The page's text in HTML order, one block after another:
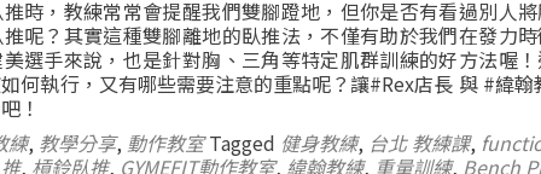
時，教練常常會提醒我們雙腳蹬地，但你是否有看過別人
呢？其實這種雙腳離地的臥推法，不僅有助於我們在發力
選手來說，也是針對胸、三角等特定肌群訓練的好方法喔
何執行，又有哪些需要注意的重點呢？讓#Rex店長 與 #緯翰
！
練, 教學分享, 動作教室 Tagged 健身教練, 台北 教練課,
, 槓鈴臥推, GYMEFIT動作教室, 緯翰教練, 重量訓練, Bench